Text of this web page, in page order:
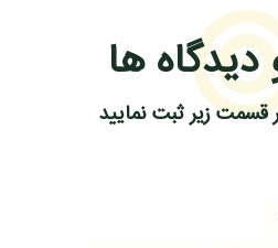
ها
قسمت زیر ثبت نمایید